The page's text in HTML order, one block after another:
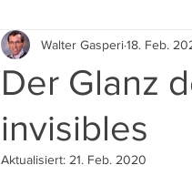
Der Glanz
invisibles
Walter Gasperi18. Feb.
Aktualisiert: 21. Feb. 2020